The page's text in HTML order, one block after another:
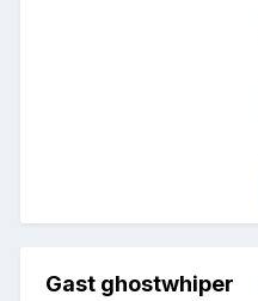
Gast ghostwhiper